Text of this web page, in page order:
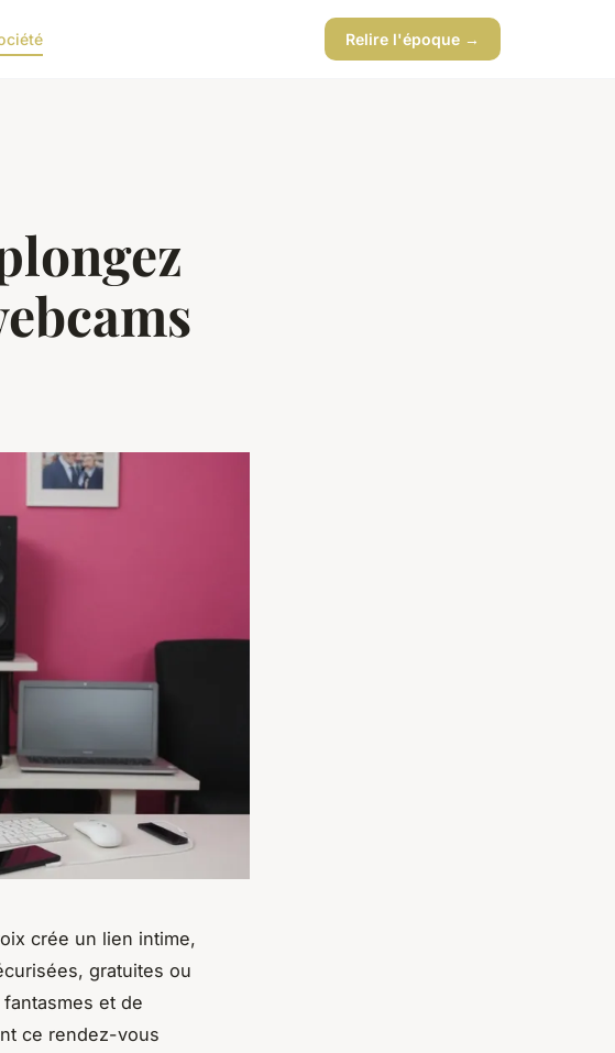
Relire l'époque →
crée un lien intime,
gratuites ou
et de
ce rendez-vous